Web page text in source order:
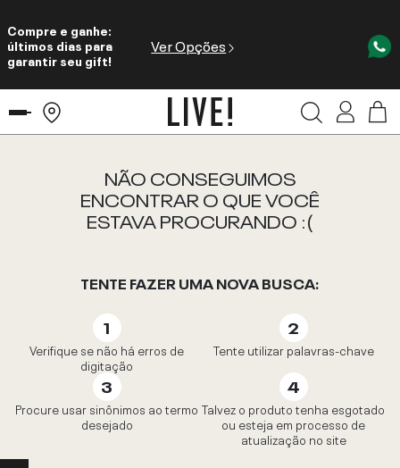
Compre e ganhe:
últimos dias para
garantir seu gift!
Ver Opções
NÃO CONSEGUIMOS
ENCONTRAR O QUE VOCÊ
ESTAVA PROCURANDO :(
TENTE FAZER UMA NOVA BUSCA:
Verifique se não há erros de
digitação
Tente utilizar palavras-chave
Procure usar sinônimos ao termo
desejado
Talvez o produto tenha esgotado
ou esteja em processo de
atualização no site